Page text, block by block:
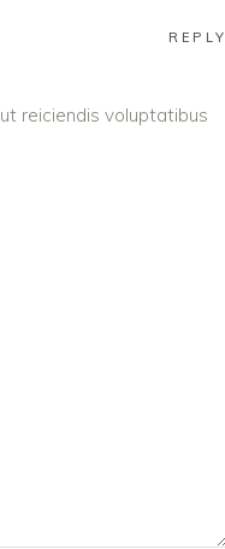
REPLY
reiciendis voluptatibus